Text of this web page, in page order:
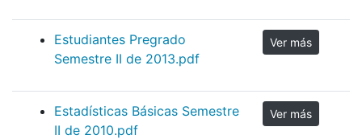
Estudiantes Pregrado
Semestre II de 2013.pdf
Ver más
Estadísticas Básicas Semestre
II de 2010.pdf
Ver más